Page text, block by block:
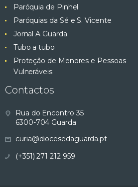
Paróquia de Pinhel
Paróquias da Sé e S. Vicente
Jornal A Guarda
Tubo a tubo
Proteção de Menores e Pessoas
Vulneráveis
Contactos
Rua do Encontro 35
6300-704 Guarda
curia@diocesedaguarda.pt
(+351) 271 212 959